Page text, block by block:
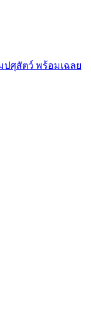
ปศุสัตว์ พร้อมเฉลย